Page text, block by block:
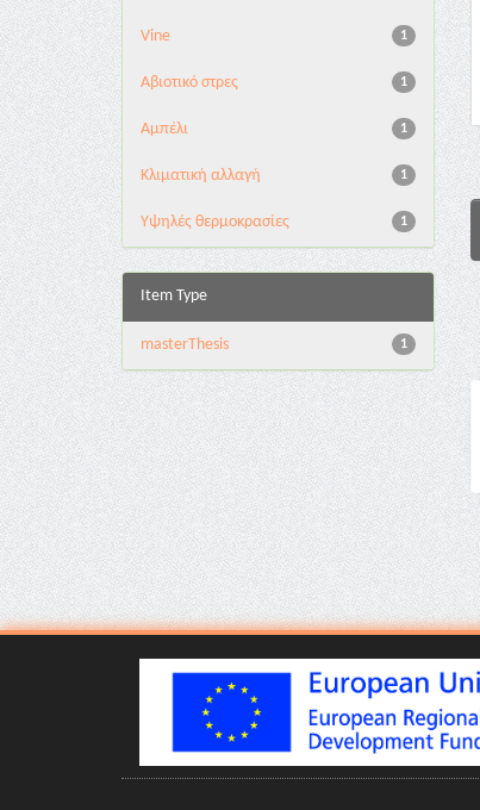
1
Vine
1
Αβιοτικό στρες
1
Αμπέλι
1
Κλιματική αλλαγή
1
Υψηλές θερμοκρασίες
Item Type
1
masterThesis